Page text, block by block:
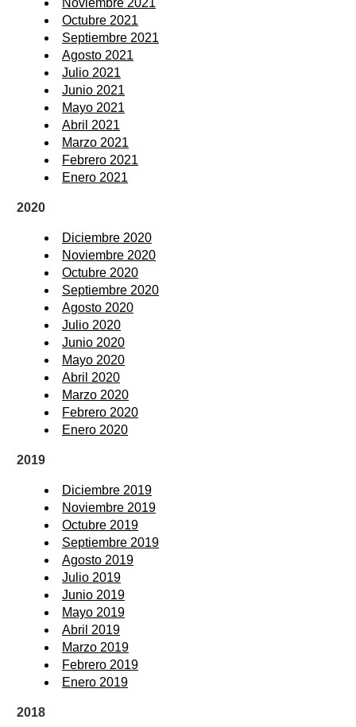
Octubre 2021
Septiembre 2021
Agosto 2021
Julio 2021
Junio 2021
Mayo 2021
Abril 2021
Marzo 2021
Febrero 2021
Enero 2021
2020
Diciembre 2020
Noviembre 2020
Octubre 2020
Septiembre 2020
Agosto 2020
Julio 2020
Junio 2020
Mayo 2020
Abril 2020
Marzo 2020
Febrero 2020
Enero 2020
2019
Diciembre 2019
Noviembre 2019
Octubre 2019
Septiembre 2019
Agosto 2019
Julio 2019
Junio 2019
Mayo 2019
Abril 2019
Marzo 2019
Febrero 2019
Enero 2019
2018